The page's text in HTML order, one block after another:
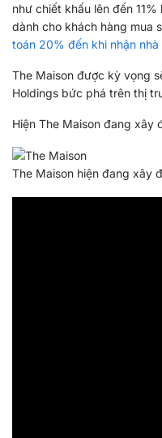
như chiết khấu lên đến
dành cho khách hàng mua
toán 20% đến khi nhận nhà
The Maison được kỳ vọng
Holdings bức phá trên thị
Hiện The Maison đang xây
The Maison hiện đang xây